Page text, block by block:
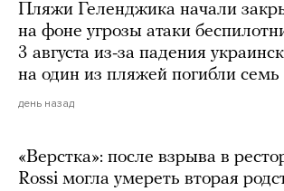
Пляжи Геленджика начали
на фоне угрозы атаки
3 августа из-за падения
на один из пляжей погибли семь
день назад
«Верстка»: после взрыва в
Rossi могла умереть вторая